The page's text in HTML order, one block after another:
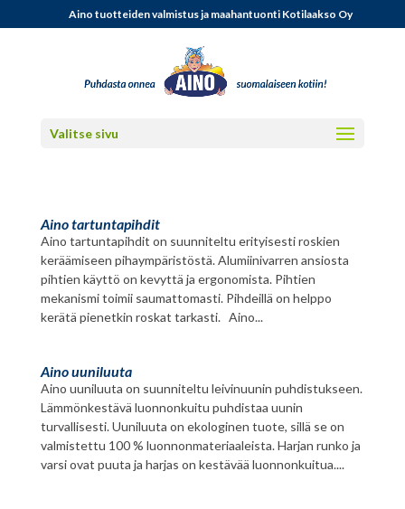
Aino tuotteiden valmistus ja maahantuonti Kotilaakso Oy
Valitse sivu
Aino tartuntapihdit
Aino tartuntapihdit on suunniteltu erityisesti roskien
keräämiseen pihaympäristöstä. Alumiinivarren ansiosta
pihtien käyttö on kevyttä ja ergonomista. Pihtien
mekanismi toimii saumattomasti. Pihdeillä on helppo
kerätä pienetkin roskat tarkasti. Aino...
Aino uuniluuta
Aino uuniluuta on suunniteltu leivinuunin puhdistukseen.
Lämmönkestävä luonnonkuitu puhdistaa uunin
turvallisesti. Uuniluuta on ekologinen tuote, sillä se on
valmistettu 100 % luonnonmateriaaleista. Harjan runko ja
varsi ovat puuta ja harjas on kestävää luonnonkuitua....